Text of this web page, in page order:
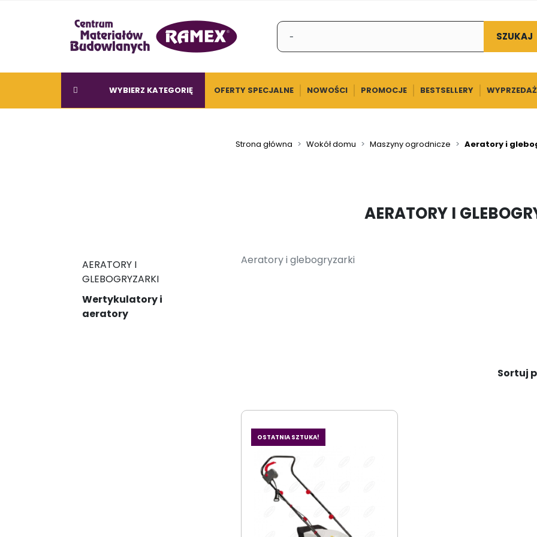
SZUKAJ
WYBIERZ KATEGORIĘ OFERTY SPECJALNE NOWOŚCI PROMOCJE BESTSELLERY WYPRZEDAŻ
Strona główna Wokół domu Maszyny ogrodnicze Aeratory i
AERATORY I
GLEBOGRYZARKI
Wertykulatory i
aeratory
AERATORY I
Aeratory i glebogryzarki
Sortuj
OSTATNIA SZTUKA!